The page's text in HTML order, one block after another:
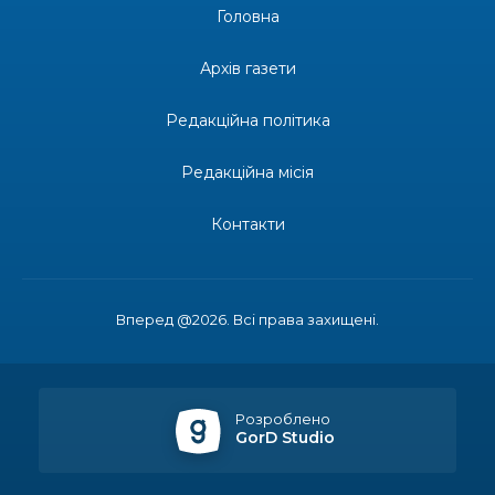
територіальної громади
«Дві музи» у Рівному: свято краси, мистецтва
епідеміолог, зоолог
Літо, враження, творчість
Вперед @2026. Всі права захищені.
Головна
Архів газети
Редакційна політика
Редакційна місія
Контакти
Розроблено
GorD Studio